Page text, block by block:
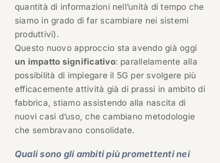
quantità di informazioni nell’unità di tempo che
siamo in grado di far scambiare nei sistemi
produttivi).
Questo nuovo approccio sta avendo già oggi
un impatto significativo: parallelamente alla
possibilità di impiegare il 5G per svolgere più
efficacemente attività già di prassi in ambito di
fabbrica, stiamo assistendo alla nascita di
nuovi casi d’uso, che cambiano metodologie
che sembravano consolidate.
Quali sono gli ambiti più promettenti nei